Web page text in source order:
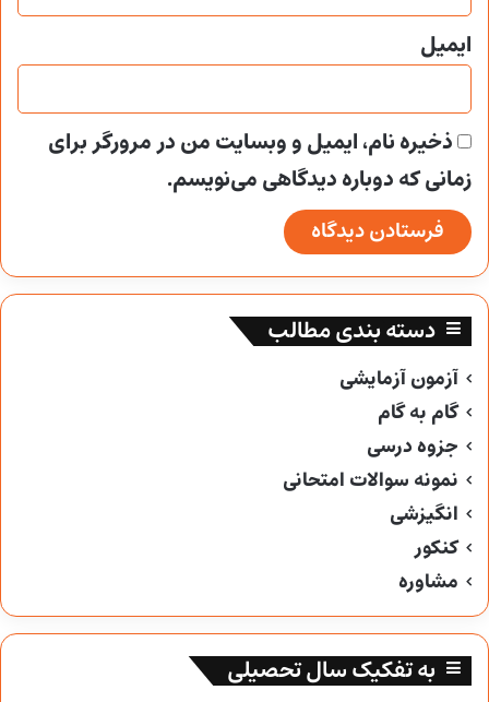
ایمیل
ذخیره نام، ایمیل و وبسایت من در مرورگر برای
زمانی که دوباره دیدگاهی می‌نویسم.
دسته بندی مطالب
آزمون آزمایشی
گام به گام
جزوه درسی
نمونه سوالات امتحانی
انگیزشی
کنکور
مشاوره
به تفکیک سال تحصیلی